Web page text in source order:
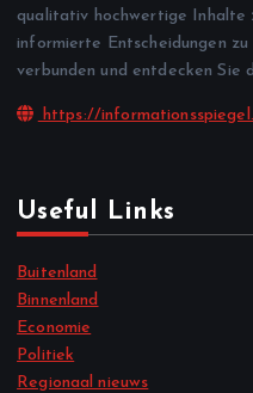
qualitativ hochwertige Inhalte
informierte Entscheidungen
verbunden und entdecken
https://
Useful Links
Buitenland
Binnenland
Economie
Politiek
Regionaal nieuws